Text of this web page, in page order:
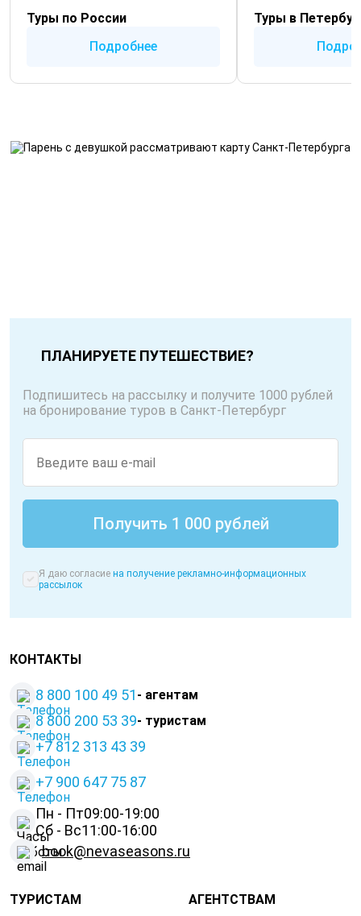
Туры по России
Подробнее
Туры в
ПЛАНИРУЕТЕ ПУТЕШЕСТВИЕ?
Подпишитесь на рассылку и получите 1000 рублей
на бронирование туров в Санкт-Петербург
Я даю согласие на получение рекламно-информационных
рассылок
КОНТАКТЫ
8 800 100 49 51 - агентам
8 800 200 53 39- туристам
+7 812 313 43 39
+7 900 647 75 87
Пн - Пт09:00-19:00
Сб - Вс11:00-16:00
book@nevaseasons.ru
ТУРИСТАМ
АГЕНТСТВАМ